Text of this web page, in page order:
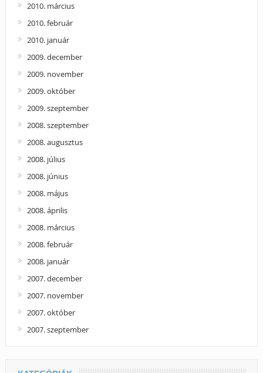
2010. március
2010. február
2010. január
2009. december
2009. november
2009. október
2009. szeptember
2008. szeptember
2008. augusztus
2008. július
2008. június
2008. május
2008. április
2008. március
2008. február
2008. január
2007. december
2007. november
2007. október
2007. szeptember